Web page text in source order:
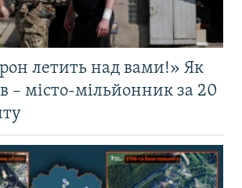
летить над вами!» Як
– місто-мільйонник за 20